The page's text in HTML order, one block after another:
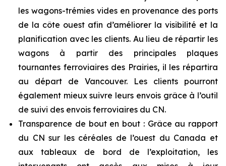
les wagons-trémies vides en provenance des ports
de la côte ouest afin d’améliorer la visibilité et la
planification avec les clients. Au lieu de répartir les
wagons à partir des principales plaques
tournantes ferroviaires des Prairies, il les répartira
au départ de Vancouver. Les clients pourront
également mieux suivre leurs envois grâce à l’outil
de suivi des envois ferroviaires du CN.
Transparence de bout en bout : Grâce au rapport
du CN sur les céréales de l’ouest du Canada et
aux tableaux de bord de l’exploitation, les